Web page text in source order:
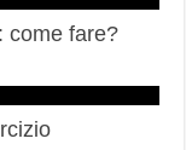
come fare?